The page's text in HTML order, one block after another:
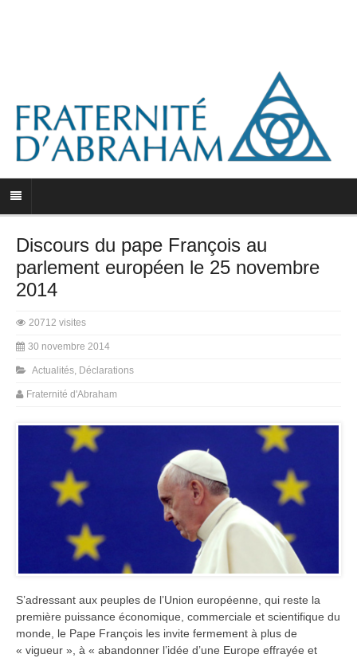
Discours du pape François au
parlement européen le 25 novembre
2014
20712 visites
30 novembre 2014
Actualités, Déclarations
Fraternité d'Abraham
S’adressant aux peuples de l’Union européenne, qui reste la
première puissance économique, commerciale et scientifique du
monde, le Pape François les invite fermement à plus de
« vigueur », à « abandonner l’idée d’une Europe effrayée et